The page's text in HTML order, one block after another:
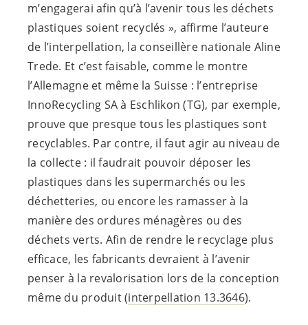
m’engagerai afin qu’à l’avenir tous les déchets
plastiques soient recyclés », affirme l’auteure
de l’interpellation, la conseillère nationale Aline
Trede. Et c’est faisable, comme le montre
l’Allemagne et même la Suisse : l’entreprise
InnoRecycling SA à Eschlikon (TG), par exemple,
prouve que presque tous les plastiques sont
recyclables. Par contre, il faut agir au niveau de
la collecte : il faudrait pouvoir déposer les
plastiques dans les supermarchés ou les
déchetteries, ou encore les ramasser à la
manière des ordures ménagères ou des
déchets verts. Afin de rendre le recyclage plus
efficace, les fabricants devraient à l’avenir
penser à la revalorisation lors de la conception
même du produit (interpellation 13.3646).